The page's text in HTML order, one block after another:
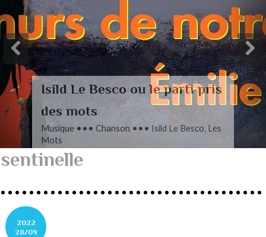
L’autre Mendelssohn
Musique ••• Classique ••• Fanny
Mendelssohn, Das Jahr
sentinelle
2022
28/09